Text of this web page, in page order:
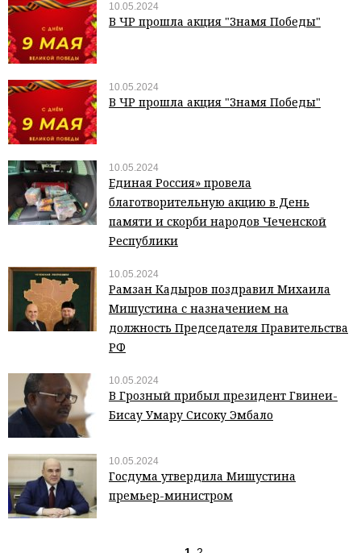
10.05.2024
В ЧР прошла акция "Знамя Победы"
10.05.2024
В ЧР прошла акция "Знамя Победы"
10.05.2024
Единая Россия» провела
благотворительную акцию в День
памяти и скорби народов Чеченской
Республики
10.05.2024
Рамзан Кадыров поздравил Михаила
Мишустина с назначением на
должность Председателя Правительства
РФ
10.05.2024
В Грозный прибыл президент Гвинеи-
Бисау Умару Сисоку Эмбало
10.05.2024
Госдума утвердила Мишустина
премьер-министром